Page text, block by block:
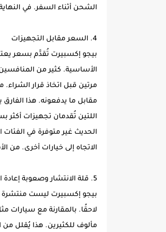
الشحن أثناء السفر. في
4. السعر مقابل التجهيزات
بيجو إكسبيرت تُقدَّم بسعر
الأساسية. كثير من
مرتين قبل اتخاذ قرار
اللتين تُقدمان تجهيزات
الحديث غير متوفرة في
الاتجاه إلى خيارات أخرى. من
5. قلة الانتشار وصعوبة إعادة البيع
بيجو إكسبيرت ليست منتشرة
مألوف للكثيرين. هذا يُقلل